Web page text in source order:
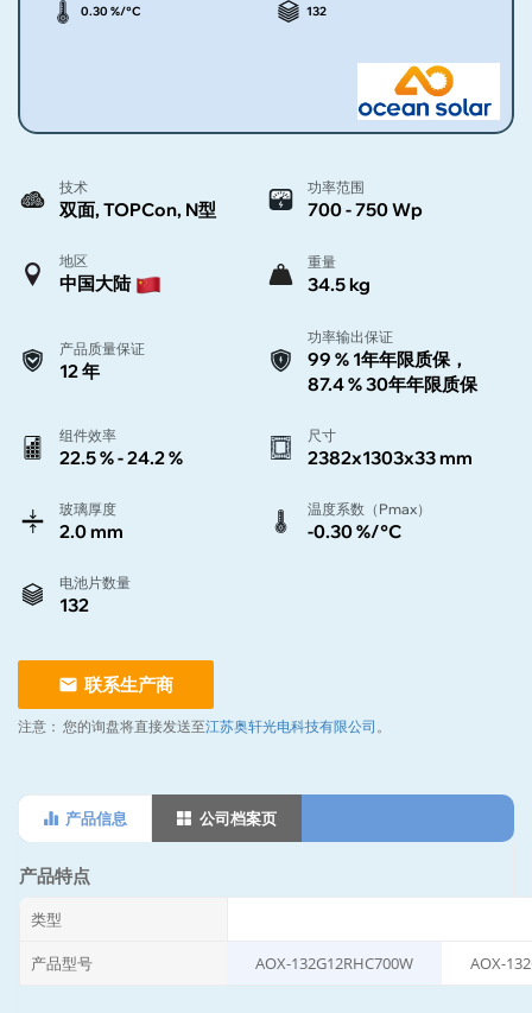
0.30 %/°C 132
技术
双面, TOPCon, N型
功率范围
700 - 750 Wp
地区
中国大陆
重量
34.5 kg
产品质量保证
12 年
功率输出保证
99 % 1年年限质保，
87.4 % 30年年限质保
组件效率
22.5 % - 24.2 %
尺寸
2382x1303x33 mm
玻璃厚度
2.0 mm
温度系数（Pmax）
-0.30 %/°C
电池片数量
132
联系生产商
注意： 您的询盘将直接发送至江苏奥轩光电科技有限公司 。
产品信息 公司档案页
产品特点
类型
产品型号 AOX-132G12RHC700W AOX-